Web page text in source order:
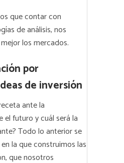
que contar con
de análisis, nos
los mercados.
por
de inversión
ante la
el futuro y cuál será la
Todo lo anterior se
la que construimos las
que nosotros